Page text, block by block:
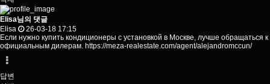
Elisa님의 댓글
Elisa
26-03-18 17:15
Если нужно купить кондиционеры с установкой в Москве, лучше обращаться к
официальным дилерам. https://meza-realestate.com/agent/alejandromccun/
답변